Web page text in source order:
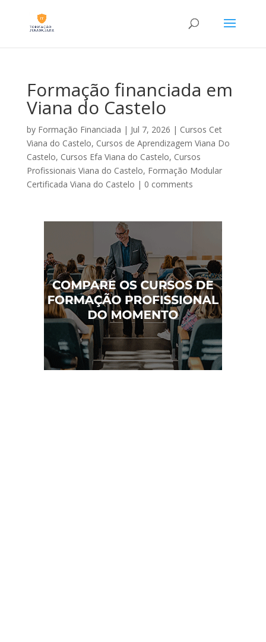
Formação financiada em
Viana do Castelo
by Formação Financiada | Jul 7, 2026 | Cursos Cet
Viana do Castelo, Cursos de Aprendizagem Viana Do
Castelo, Cursos Efa Viana do Castelo, Cursos
Profissionais Viana do Castelo, Formação Modular
Certificada Viana do Castelo | 0 comments